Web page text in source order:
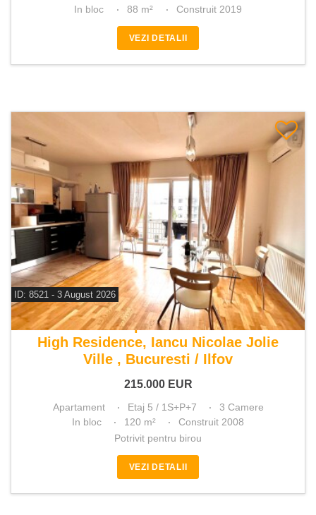
In bloc 88 m² Construit 2019
VEZI DETALII
ID: 8521 - 3 August 2026
De vanzare apartament 3 camere
High Residence, Iancu Nicolae Jolie
Ville , Bucuresti / Ilfov
215.000 EUR
Apartament Etaj 5 / 1S+P+7
3 Camere
In bloc
120 m²
Construit 2008
Potrivit pentru birou
VEZI DETALII